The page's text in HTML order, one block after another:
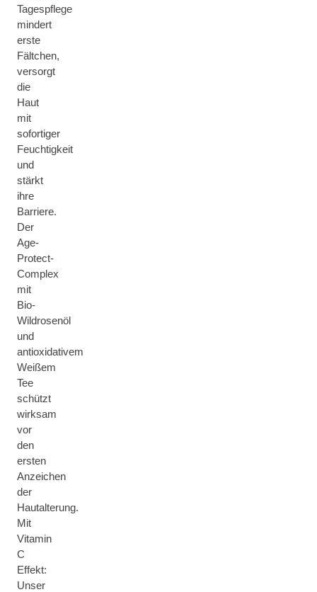
Tagespflege
mindert
erste
Fältchen,
versorgt
die
Haut
mit
sofortiger
Feuchtigkeit
und
stärkt
ihre
Barriere.
Der
Age-
Protect-
Complex
mit
Bio-
Wildrosenöl
und
antioxidativem
Weißem
Tee
schützt
wirksam
vor
den
ersten
Anzeichen
der
Hautalterung.
Mit
Vitamin
C
Effekt:
Unser